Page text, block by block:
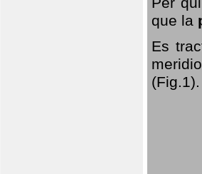
que la
Es
(Fig.1).